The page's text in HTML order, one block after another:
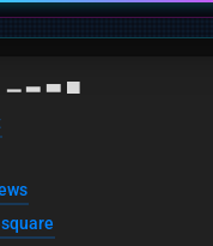
▁ ▂ ▃ ▄